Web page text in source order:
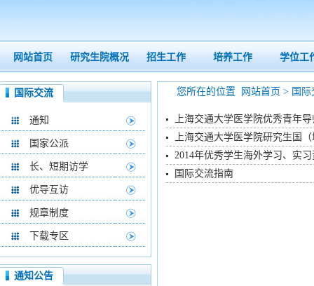
网站首页 研究生院概况 招生工作 培养工作 学位工
国际交流
通知
国家公派
长、短期访学
优导互访
规章制度
下载专区
上海交通大学医学院优秀青年
上海交通大学医学院研究生国
2014年优秀学生海外学习、实
国际交流指南
您所在的位置 网站首页 > 国
通知公告